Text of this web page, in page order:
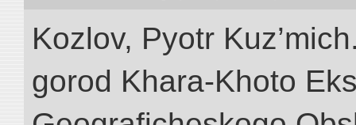
Kozlov, Pyotr
gorod Khara-Khoto